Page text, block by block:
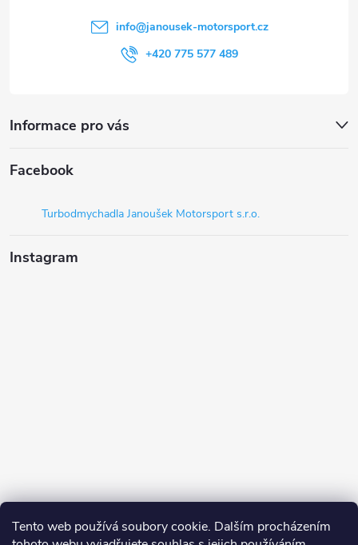
Tento web používá soubory cookie. Dalším procházením
info@janousek-motorsport.cz
+420 775 577 489
Informace pro vás
Facebook
Turbodmychadla Janoušek Motorsport s.r.o.
Instagram